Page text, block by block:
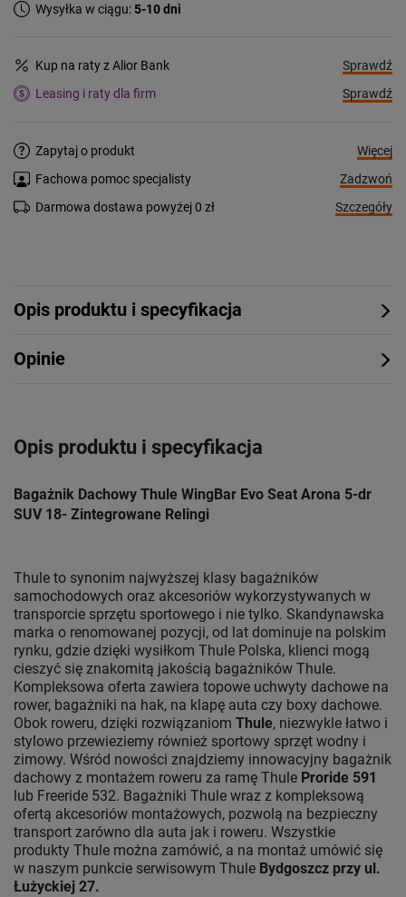
Wysyłka w ciągu:5-10 dni
Kup na raty z Alior Bank
Sprawdź
Leasing i raty dla firm
Sprawdź
Zapytaj o produkt
Więcej
Fachowa pomoc specjalisty
Zadzwoń
Darmowa dostawa powyżej 0 zł
Szczegóły
Opis produktu i specyfikacja
Opinie
Opis produktu i specyfikacja
Bagażnik Dachowy Thule WingBar Evo Seat Arona 5-dr
SUV 18- Zintegrowane Relingi
Thule to synonim najwyższej klasy bagażników
samochodowych oraz akcesoriów wykorzystywanych w
transporcie sprzętu sportowego i nie tylko. Skandynawska
marka o renomowanej pozycji, od lat dominuje na polskim
rynku, gdzie dzięki wysiłkom Thule Polska, klienci mogą
cieszyć się znakomitą jakością bagażników Thule.
Kompleksowa oferta zawiera topowe uchwyty dachowe na
rower, bagażniki na hak, na klapę auta czy boxy dachowe.
Obok roweru, dzięki rozwiązaniom Thule, niezwykle łatwo i
stylowo przewieziemy również sportowy sprzęt wodny i
zimowy. Wśród nowości znajdziemy innowacyjny bagażnik
dachowy z montażem roweru za ramę Thule Proride 591
lub Freeride 532. Bagażniki Thule wraz z kompleksową
ofertą akcesoriów montażowych, pozwolą na bezpieczny
transport zarówno dla auta jak i roweru. Wszystkie
produkty Thule można zamówić, a na montaż umówić się
w naszym punkcie serwisowym Thule Bydgoszcz przy ul.
Łużyckiej 27.